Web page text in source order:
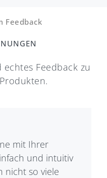
Feedback
Feedback zu
mit Ihrer
und intuitiv
nicht so viele